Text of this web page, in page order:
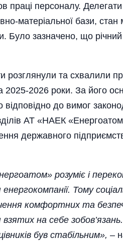
праці персоналу.
матеріальної бази,
Було зазначено, що
розглянули та схвалили
2026 роки. За його
відповідно до вимог
АТ «НАЕК
державного
розуміє і
Тому
комфортних та
на себе
був стабільним», –